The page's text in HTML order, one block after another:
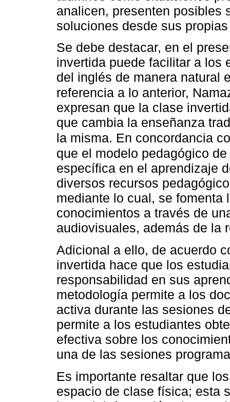
analicen, presenten posibles
soluciones desde sus
Se debe destacar, en el
invertida puede facilitar a los
del inglés de manera natural
referencia a lo anterior,
expresan que la clase
que cambia la enseñanza
la misma. En concordancia
que el modelo pedagógico
específica en el aprendizaje
diversos recursos
mediante lo cual, se fomenta
conocimientos a través de
audiovisuales, además de la
Adicional a ello, de acuerdo
invertida hace que los
responsabilidad en sus
metodología permite a los
activa durante las sesiones
permite a los estudiantes
efectiva sobre los
una de las sesiones
Es importante resaltar que
espacio de clase física; esta